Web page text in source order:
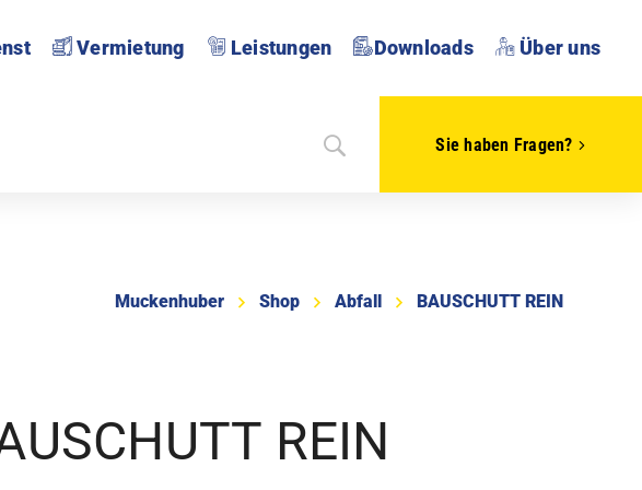
Vermietung Leistungen Downloads Über uns
Sie haben Fragen?
Muckenhuber Shop Abfall BAUSCHUTT REIN
REIN